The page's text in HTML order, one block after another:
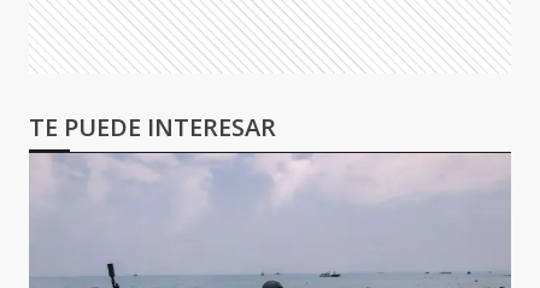
TE PUEDE INTERESAR